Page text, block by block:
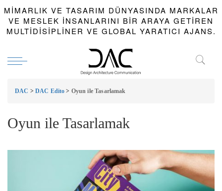
MIMARLIK VE TASARIM DÜNYASINDA MARKALAR
VE MESLEK INSANLARINI BIR ARAYA GETIREN
MULTIDISIPLINER VE GLOBAL YARATICI AJANS.
DAC > DAC Edito > Oyun ile Tasarlamak
Oyun ile Tasarlamak